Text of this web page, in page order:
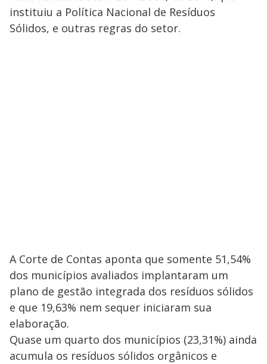
instituiu a Política Nacional de Resíduos
Sólidos, e outras regras do setor.
A Corte de Contas aponta que somente 51,54%
dos municípios avaliados implantaram um
plano de gestão integrada dos resíduos sólidos
e que 19,63% nem sequer iniciaram sua
elaboração.
Quase um quarto dos municípios (23,31%) ainda
acumula os resíduos sólidos orgânicos e